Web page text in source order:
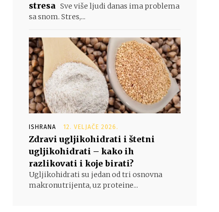
stresa Sve više ljudi danas ima problema
sa snom. Stres,...
ISHRANA 12. VELJAČE 2026.
Zdravi ugljikohidrati i štetni
ugljikohidrati – kako ih
razlikovati i koje birati?
Ugljikohidrati su jedan od tri osnovna
makronutrijenta, uz proteine...